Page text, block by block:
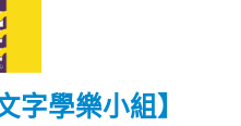
字學樂小組】